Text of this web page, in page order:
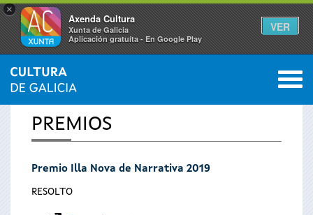
×
Axenda Cultura
Xunta de Galicia
Aplicación gratuíta - En Google Play
VER
Vostede
está
aquí
INICIO 0
PREMIOS
Premio Illa Nova de Narrativa 2019
RESOLTO